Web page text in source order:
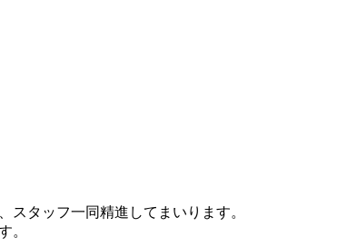
スタッフ一同精進してまいります。
。